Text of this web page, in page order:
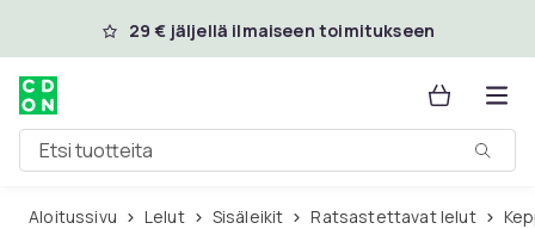
Ohita ja siirry pääsisältöön
29 € jäljellä ilmaiseen toimitukseen
Etsi tuotteita
Aloitussivu Lelut Sisäleikit Ratsastettavat lelut